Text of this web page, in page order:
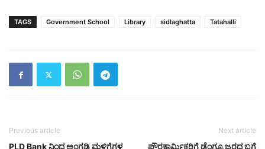
TAGS Government School Library sidlaghatta Tatahalli
Previous article
PLD Bank ನಿಂದ ಅಂಗಡಿ ಮಳಿಗೆಗಳ
Next article
ಪೌರಕಾರ್ಮಿಕರಿಗೆ ಡೆಂಗ್ಯೂ ಜ್ವರದ ಬಗ್ಗೆ